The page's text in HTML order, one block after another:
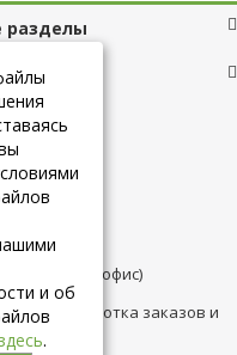
разделы
60
д.12 (офис)
21:00 (обработка заказов и
и об
.